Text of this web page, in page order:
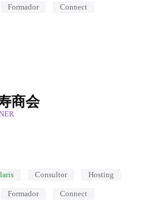
Formador Connect
商会
Consultor Hosting
Formador Connect